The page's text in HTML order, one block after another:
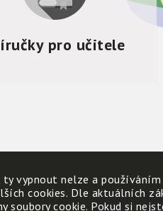
pro učitele
vypnout nelze a
cookies. Dle aktuálních
cookie. Pokud si